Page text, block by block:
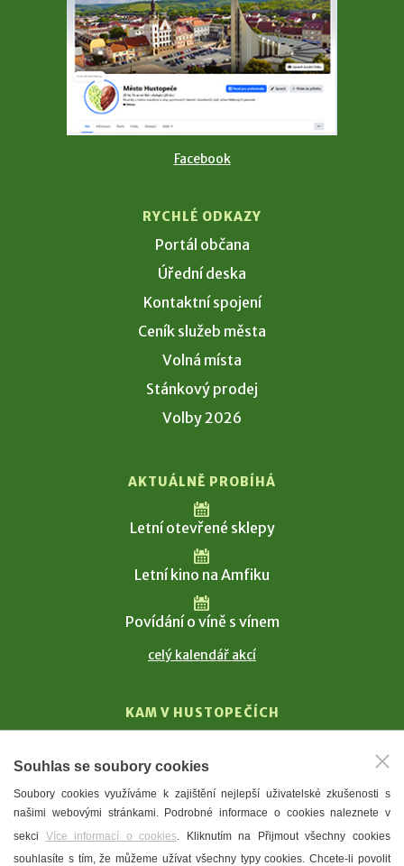
Facebook
RYCHLÉ ODKAZY
Portál občana
Úřední deska
Kontaktní spojení
Ceník služeb města
Volná místa
Stánkový prodej
Volby 2026
AKTUÁLNĚ PROBÍHÁ
Letní otevřené sklepy
Letní kino na Amfiku
Povídání o víně s vínem
celý kalendář akcí
KAM V HUSTOPEČÍCH
T. G. Masaryk
Mandloně
Ubytování
Restaurace
Souhlas se soubory cookies
Soubory cookies využíváme k zajištění nejlepší uživatelské zkušenosti s
našimi webovými stránkami. Podrobné informace o cookies naleznete v
sekci Více informací o cookies. Kliknutím na Přijmout všechny cookies
souhlasíte s tím, že můžeme užívat všechny typy cookies. Chcete-li povolit